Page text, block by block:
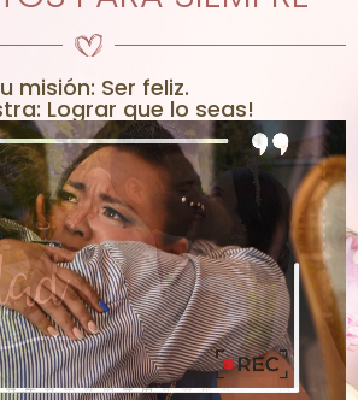
misión: Ser feliz.
Lograr que lo seas!